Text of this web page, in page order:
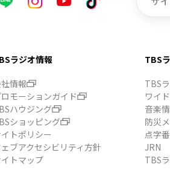
ラジオ情報
情報
モーションガイド
ハウジング
ショッピング
トポリシー
ェブアクセシビリティ方針
トマップ
TBS
TBS
ワイ
音楽
防災
点字
JRN
TBS